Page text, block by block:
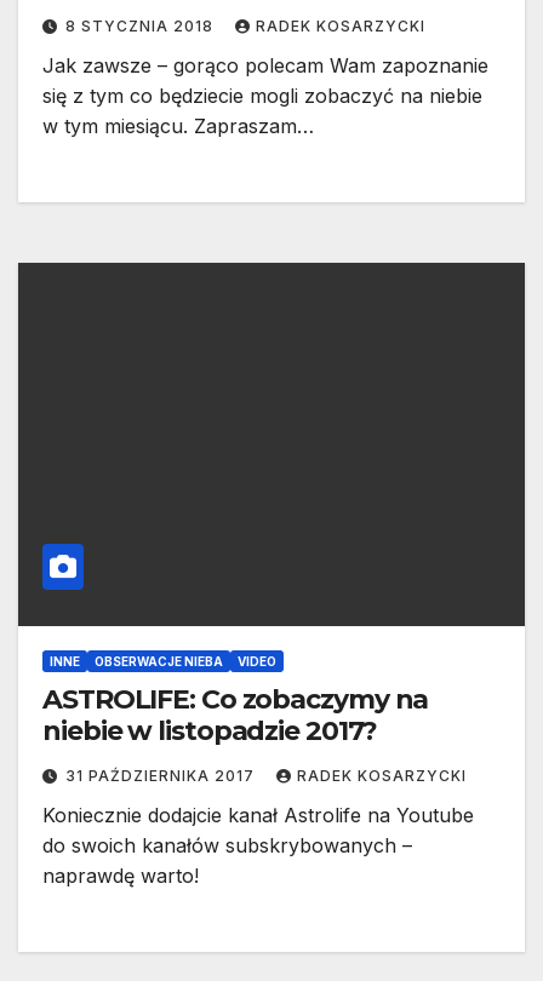
8 STYCZNIA 2018 RADEK KOSARZYCKI
Jak zawsze – gorąco polecam Wam zapoznanie
się z tym co będziecie mogli zobaczyć na niebie
w tym miesiącu. Zapraszam…
INNE OBSERWACJE NIEBA VIDEO
ASTROLIFE: Co zobaczymy na
niebie w listopadzie 2017?
31 PAŹDZIERNIKA 2017 RADEK KOSARZYCKI
Koniecznie dodajcie kanał Astrolife na Youtube
do swoich kanałów subskrybowanych –
naprawdę warto!